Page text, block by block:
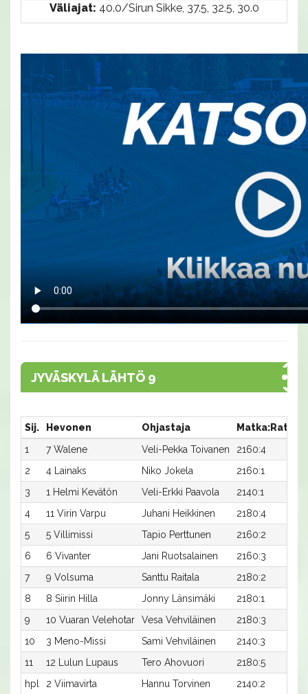
Väliajat: 40.0/Sirun Sikke, 37.5, 32.5, 30.0
JYVÄSKYLÄ LÄHTÖ 9
Sij. Hevonen Ohjastaja Matka:Rata
1
7 Walene Veli-Pekka Toivanen 2160:4
2
4 Lainaks Niko Jokela 2160:1
3
1 Helmi Kevätön Veli-Erkki Paavola 2140:1
4
11 Virin Varpu Juhani Heikkinen 2180:4
5
5 Villimissi Tapio Perttunen 2160:2
6
6 Vivanter Jani Ruotsalainen 2160:3
7
9 Volsuma Santtu Raitala 2180:2
8
8 Siirin Hilla Jonny Länsimäki 2180:1
9
10 Vuaran Velehotar Vesa Vehviläinen 2180:3
10
3 Meno-Missi Sami Vehviläinen 2140:3
11
12 Lulun Lupaus Tero Ahovuori 2180:5
hpl
2 Viimavirta Hannu Torvinen 2140:2